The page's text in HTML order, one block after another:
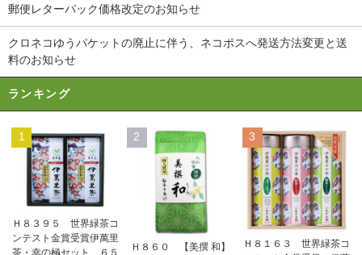
郵便レターパック価格改定のお知らせ
クロネコゆうパケットの廃止に伴う、ネコポスへ発送方法変更と送
料のお知らせ
ランキング
1
Ｈ８３９５ 世界緑茶コ
ンテスト金賞受賞伊萬里
茶・幸の極セット ６５
2
Ｈ８６０ 【美撰 和】
3
Ｈ８１６３ 世界緑茶コ